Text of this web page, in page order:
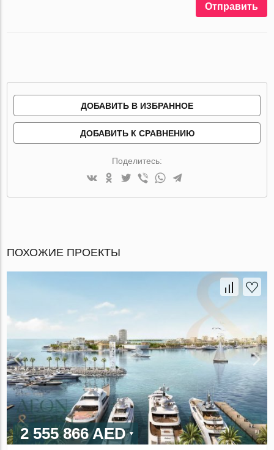
Отправить
ДОБАВИТЬ В ИЗБРАННОЕ
ДОБАВИТЬ К СРАВНЕНИЮ
Поделитесь:
ПОХОЖИЕ ПРОЕКТЫ
2 555 866 AED